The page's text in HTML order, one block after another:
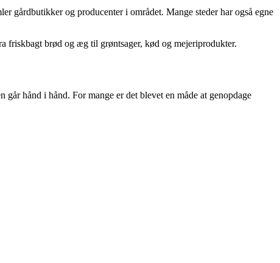
gårdbutikker og producenter i området. Mange steder har også egne
friskbagt brød og æg til grøntsager, kød og mejeriprodukter.
hånd i hånd. For mange er det blevet en måde at genopdage